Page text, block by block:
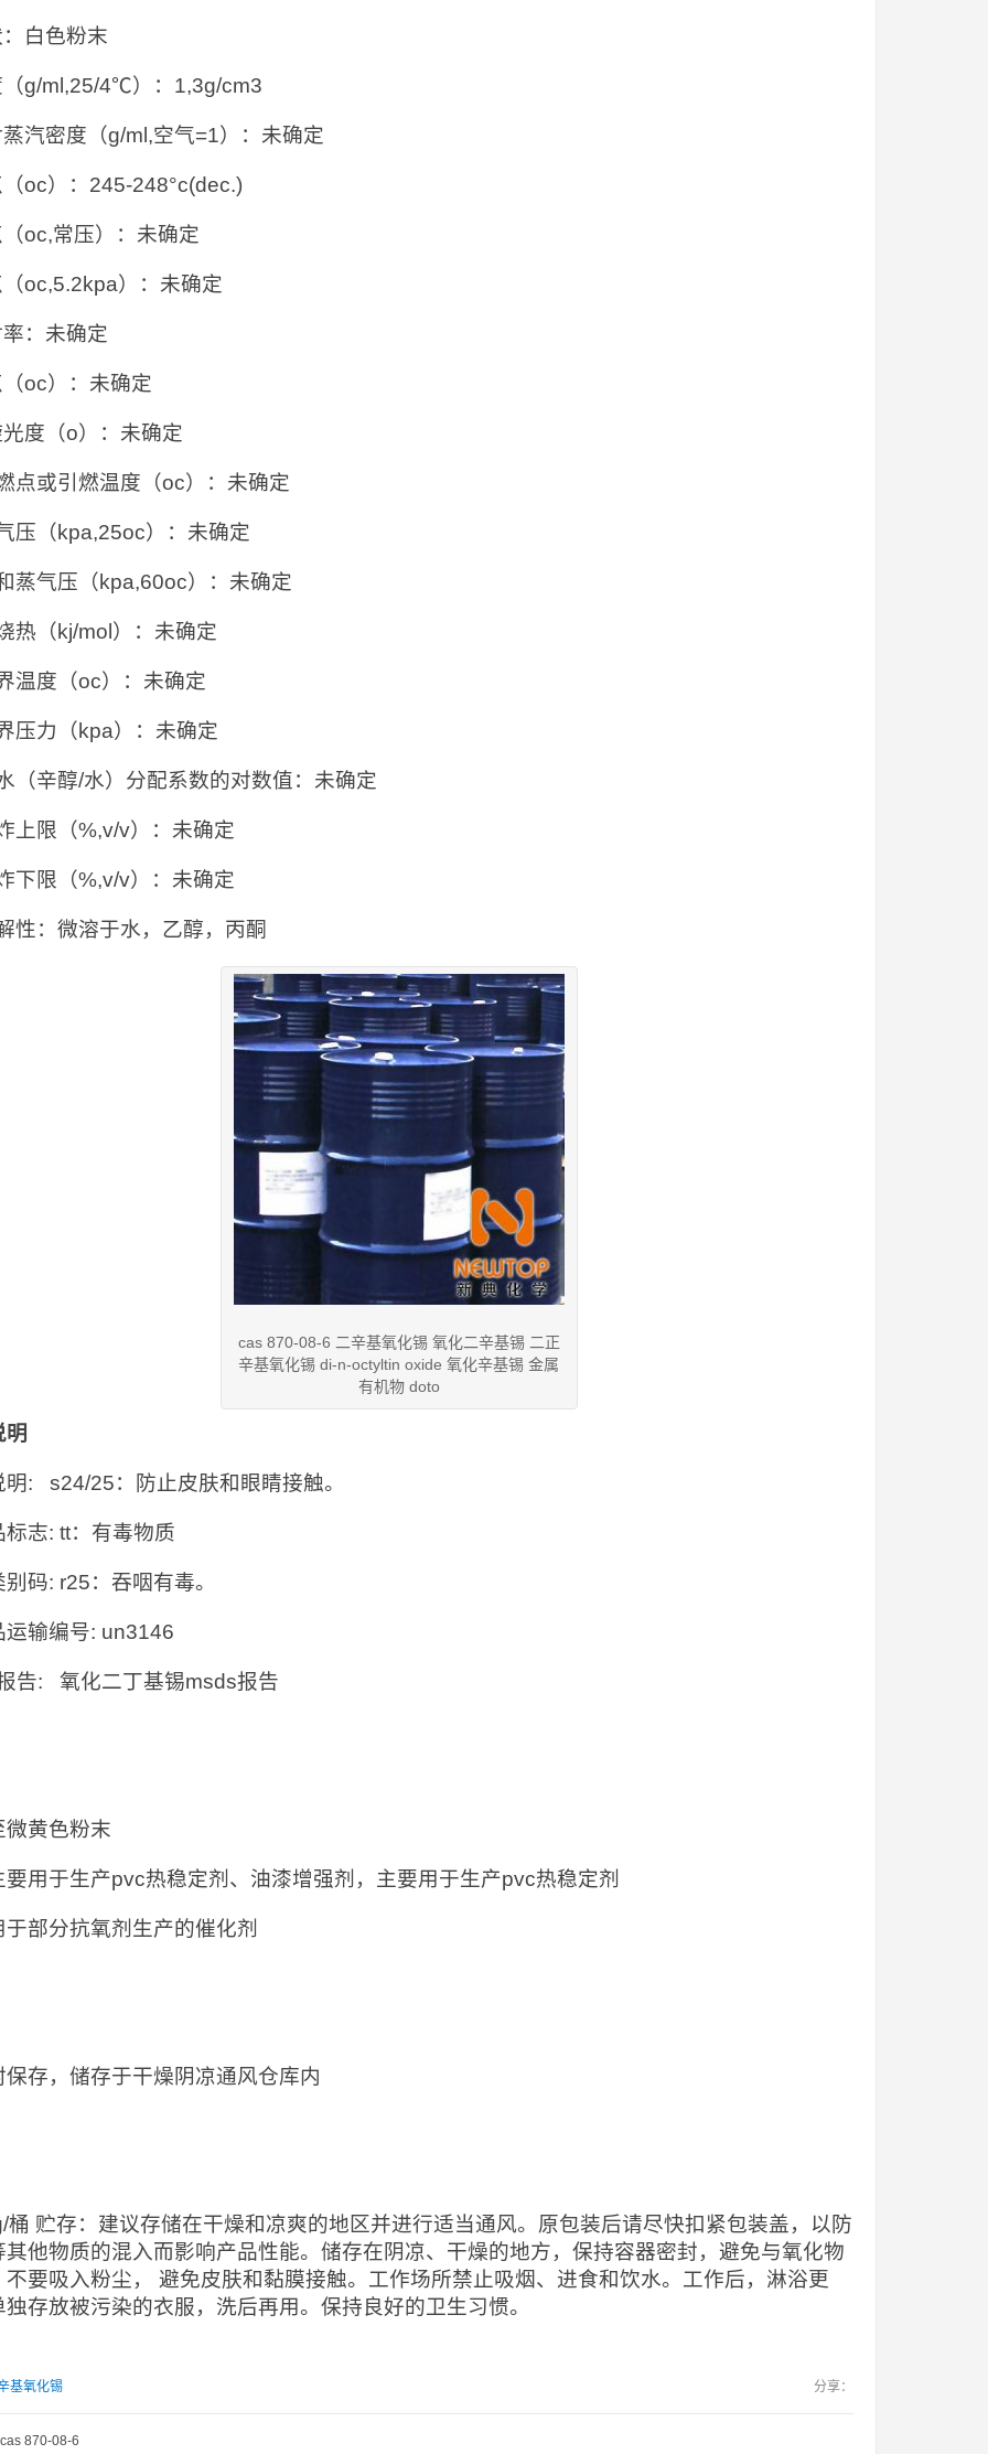
白色粉末
（g/ml,25/4℃）：1,3g/cm3
汽密度（g/ml,空气=1）：未确定
oc）：245-248°c(dec.)
oc,常压）：未确定
oc,5.2kpa）：未确定
：未确定
oc）：未确定
度（o）：未确定
点或引燃温度（oc）：未确定
压（kpa,25oc）：未确定
蒸气压（kpa,60oc）：未确定
热（kj/mol）：未确定
温度（oc）：未确定
压力（kpa）：未确定
（辛醇/水）分配系数的对数值：未确定
上限（%,v/v）：未确定
下限（%,v/v）：未确定
性：微溶于水，乙醇，丙酮
cas 870-08-6 二辛基氧化锡 氧化二辛基锡 二正
辛基氧化锡 di-n-octyltin oxide 氧化辛基锡 金属
有机物 doto
明
明: s24/25：防止皮肤和眼睛接触。
标志: tt：有毒物质
码: r25：吞咽有毒。
运输编号: un3146
告: 氧化二丁基锡msds报告
微黄色粉末
要用于生产pvc热稳定剂、油漆增强剂，主要用于生产pvc热稳定剂
于部分抗氧剂生产的催化剂
保存，储存于干燥阴凉通风仓库内
桶 贮存：建议存储在干燥和凉爽的地区并进行适当通风。原包装后请尽快扣紧包装盖，以防
其他物质的混入而影响产品性能。储存在阴凉、干燥的地方，保持容器密封，避免与氧化物
不要吸入粉尘， 避免皮肤和黏膜接触。工作场所禁止吸烟、进食和饮水。工作后，淋浴更
独存放被污染的衣服，洗后再用。保持良好的卫生习惯。
基氧化锡 分享：
cas 870-08-6